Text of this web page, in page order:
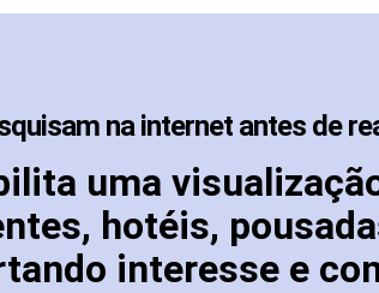
na internet antes de
uma
hotéis,
interesse e